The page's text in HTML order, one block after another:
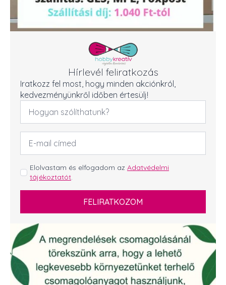
Hírlevél feliratkozás
Iratkozz fel most, hogy minden akciónkról,
kedvezményünkről időben értesülj!
Név
Email
cím
GDPR
*
Elolvastam és elfogadom az Adatvédelmi
tájékoztatót.
FELIRATKOZOM